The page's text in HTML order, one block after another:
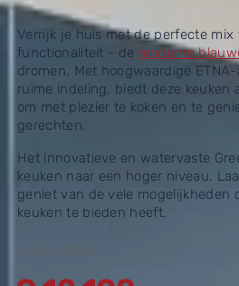
Verrijk je huis met de perfecte mix
functionaliteit - de moderne
dromen. Met hoogwaardige
ruime indeling, biedt deze keuken
om met plezier te koken en te
gerechten.
Het innovatieve en watervaste
keuken naar een hoger niveau.
geniet van de vele mogelijkheden
keuken te bieden heeft.